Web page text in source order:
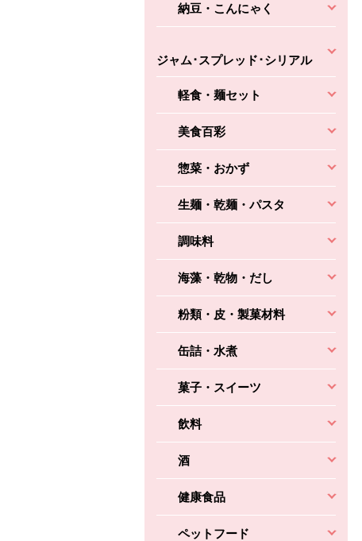
納豆・こんにゃく
ジャム･スプレッド･シリアル
軽食・麺セット
美食百彩
惣菜・おかず
生麺・乾麺・パスタ
調味料
海藻・乾物・だし
粉類・皮・製菓材料
缶詰・水煮
菓子・スイーツ
飲料
酒
健康食品
ペットフード
えびの風味がぶわっ！
かごへ
コク深くフルーティー
2,160円
かごへ